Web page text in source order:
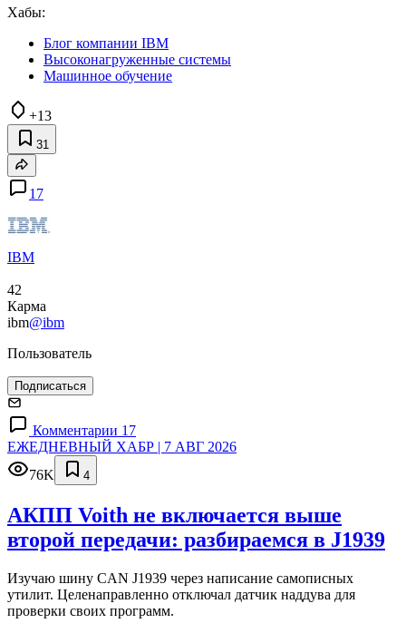
Хабы:
Блог компании IBM
Высоконагруженные системы
Машинное обучение
+13
31
17
IBM
42
Карма
ibm@ibm
Пользователь
Подписаться
Комментарии 17
ЕЖЕДНЕВНЫЙ ХАБР | 7 АВГ 2026
76K
4
АКПП Voith не включается выше
второй передачи: разбираемся в J1939
Изучаю шину CAN J1939 через написание самописных
утилит. Целенаправленно отключал датчик наддува для
проверки своих программ.